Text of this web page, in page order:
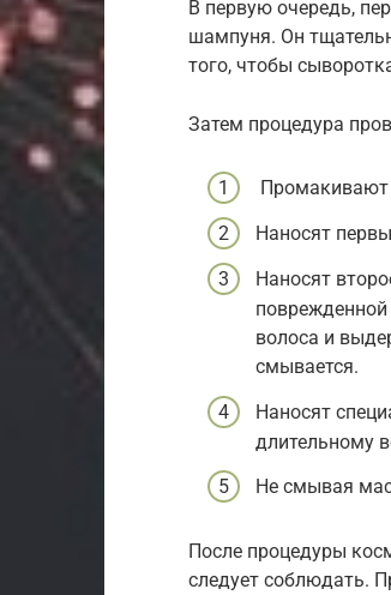
В первую очередь,
шампуня. Он
того, чтобы
Затем процедура
Промакивают
Наносят
Наносят
поврежденной
волоса и
смывается.
Наносят
длительному
Не смывая
После процедуры
следует соблюдать.